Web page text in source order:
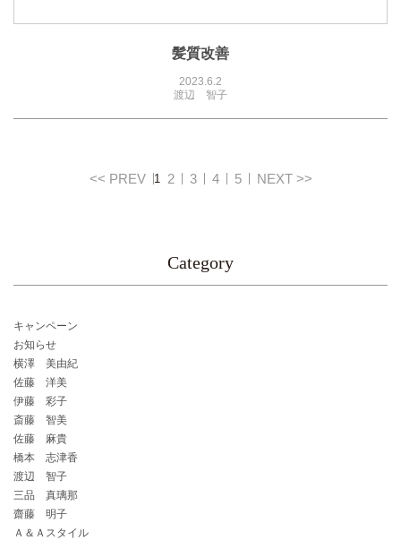
髪質改善
2023.6.2
渡辺 智子
<< PREV 1 2 3 4 5 NEXT >>
Category
キャンペーン
お知らせ
横澤 美由紀
佐藤 洋美
伊藤 彩子
斎藤 智美
佐藤 麻貴
橋本 志津香
渡辺 智子
三品 真璃那
齋藤 明子
Ａ＆Ａスタイル